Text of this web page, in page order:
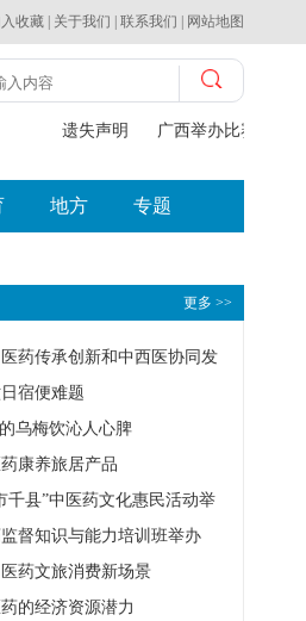
收藏 关于我们 联系我们 网站地图
遗失声明 广西举办比赛探索
地方 专题
更多 >>
药传承创新和中西医协同发
宿便难题
乌梅饮沁人心脾
康养旅居产品
千县”中医药文化惠民活动举
督知识与能力培训班举办
药文旅消费新场景
的经济资源潜力